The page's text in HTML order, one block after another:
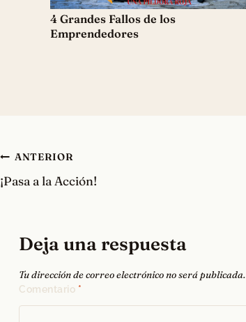
4 Grandes Fallos de los
Emprendedores
Navegación
de
ANTERIOR
¡Pasa a la Acción!
Deja una respuesta
Tu dirección de correo electrónico no será publicada.
Comentario *